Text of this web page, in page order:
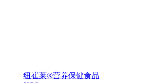
纽崔莱®营养保健食品